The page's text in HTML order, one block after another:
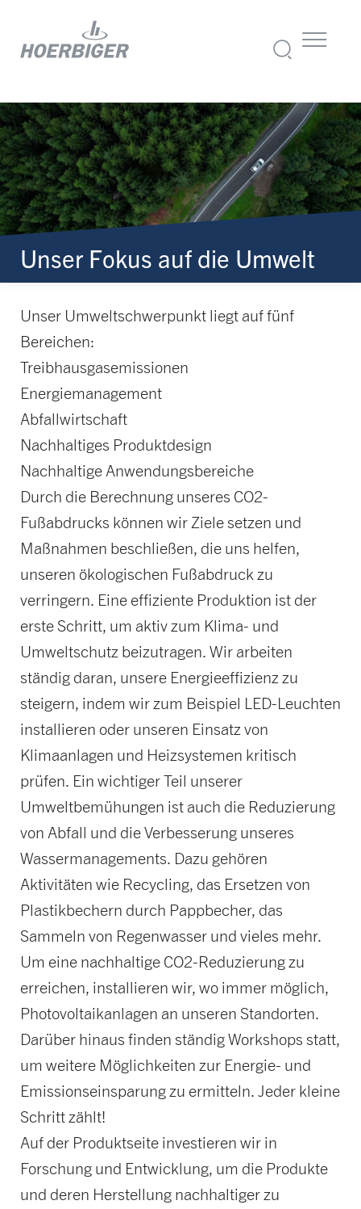
Unser Fokus auf die Umwelt
Unser Umweltschwerpunkt liegt auf fünf
Bereichen:
Treibhausgasemissionen
Energiemanagement
Abfallwirtschaft
Nachhaltiges Produktdesign
Nachhaltige Anwendungsbereiche
Durch die Berechnung unseres CO2-
Fußabdrucks können wir Ziele setzen und
Maßnahmen beschließen, die uns helfen,
unseren ökologischen Fußabdruck zu
verringern. Eine effiziente Produktion ist der
erste Schritt, um aktiv zum Klima- und
Umweltschutz beizutragen. Wir arbeiten
ständig daran, unsere Energieeffizienz zu
steigern, indem wir zum Beispiel LED-Leuchten
installieren oder unseren Einsatz von
Klimaanlagen und Heizsystemen kritisch
prüfen. Ein wichtiger Teil unserer
Umweltbemühungen ist auch die Reduzierung
von Abfall und die Verbesserung unseres
Wassermanagements. Dazu gehören
Aktivitäten wie Recycling, das Ersetzen von
Plastikbechern durch Pappbecher, das
Sammeln von Regenwasser und vieles mehr.
Um eine nachhaltige CO2-Reduzierung zu
erreichen, installieren wir, wo immer möglich,
Photovoltaikanlagen an unseren Standorten.
Darüber hinaus finden ständig Workshops statt,
um weitere Möglichkeiten zur Energie- und
Emissionseinsparung zu ermitteln. Jeder kleine
Schritt zählt!
Auf der Produktseite investieren wir in
Forschung und Entwicklung, um die Produkte
und deren Herstellung nachhaltiger zu